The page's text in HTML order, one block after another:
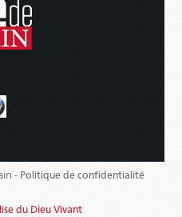
- Politique de confidentialité
du Dieu Vivant